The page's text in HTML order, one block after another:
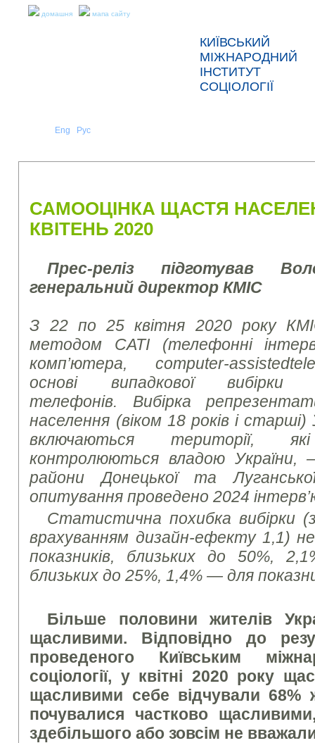
домашня мапа сайту
КИЇВСЬКИЙ
МІЖНАРОДНИЙ
ІНСТИТУТ
СОЦІОЛОГІЇ
Eng Рус
САМООЦІНКА ЩАСТЯ
КВІТЕНЬ 2020
Прес-реліз підготував
генеральний директор КМІС
З 22 по 25 квітня 2020 року
методом CATI (телефонні
комп’ютера, computer-
основі випадкової вибірки
телефонів. Вибірка
населення (віком 18 років і старші)
включаються території,
контролюються владою
райони Донецької та
опитування проведено 2024
Статистична похибка вибірки
врахуванням дизайн-ефекту 1,1)
показників, близьких до 50%,
близьких до 25%, 1,4% — для
Більше половини жителів
щасливими. Відповідно до
проведеного Київським
соціології, у квітні 2020 року
щасливими себе відчували 68%
почувалися частково
здебільшого або зовсім не